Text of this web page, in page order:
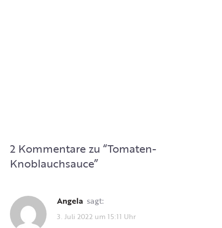
2 Kommentare zu “Tomaten-
Knoblauchsauce”
Angela sagt:
3. Juli 2022 um 15:11 Uhr